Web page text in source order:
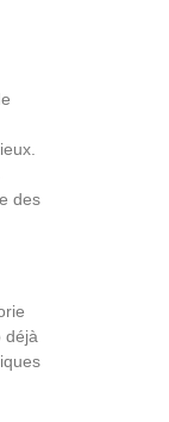
des
déjà